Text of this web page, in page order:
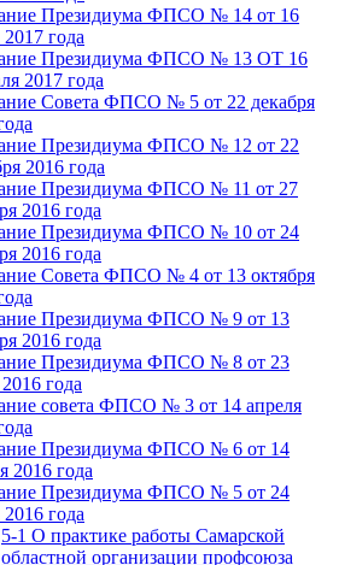
Президиума ФПСО № 14 от 16
года
Президиума ФПСО № 13 ОТ 16
2017 года
Совета ФПСО № 5 от 22 декабря
Президиума ФПСО № 12 от 22
2016 года
Президиума ФПСО № 11 от 27
2016 года
Президиума ФПСО № 10 от 24
2016 года
Совета ФПСО № 4 от 13 октября
Президиума ФПСО № 9 от 13
2016 года
Президиума ФПСО № 8 от 23
года
совета ФПСО № 3 от 14 апреля
Президиума ФПСО № 6 от 14
2016 года
Президиума ФПСО № 5 от 24
года
5-1 О практике работы Самарской
областной организации профсоюза